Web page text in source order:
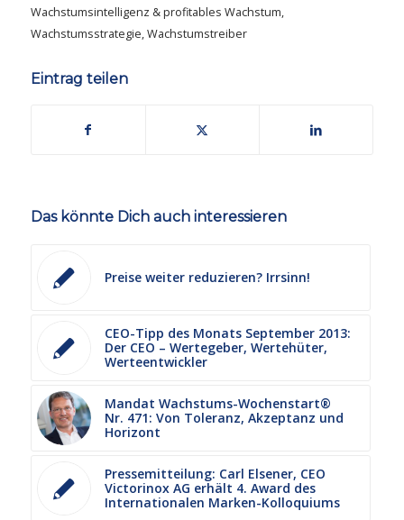
Wachstumsintelligenz & profitables Wachstum,
Wachstumsstrategie,Wachstumstreiber
Eintrag teilen
Das könnte Dich auch interessieren
Preise weiter reduzieren? Irrsinn!
CEO-Tipp des Monats September 2013:
Der CEO – Wertegeber, Wertehüter,
Werteentwickler
Mandat Wachstums-Wochenstart®
Nr. 471: Von Toleranz, Akzeptanz und
Horizont
Pressemitteilung: Carl Elsener, CEO
Victorinox AG erhält 4. Award des
Internationalen Marken-Kolloquiums